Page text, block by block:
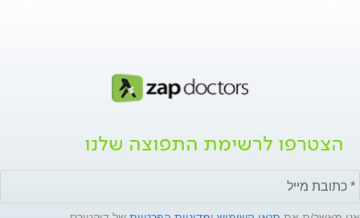
הצטרפו לרשימת התפוצה שלנו